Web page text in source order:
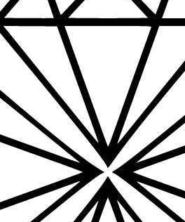
kokybės produktus nagams,
produktų visiems Jūsų poreikiams